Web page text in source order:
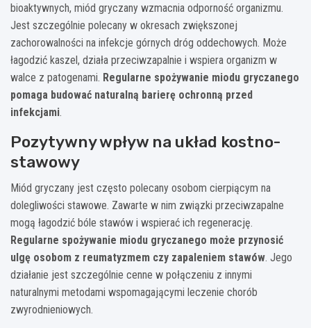
bioaktywnych, miód gryczany wzmacnia odporność organizmu.
Jest szczególnie polecany w okresach zwiększonej
zachorowalności na infekcje górnych dróg oddechowych. Może
łagodzić kaszel, działa przeciwzapalnie i wspiera organizm w
walce z patogenami. Regularne spożywanie miodu gryczanego
pomaga budować naturalną barierę ochronną przed
infekcjami.
Pozytywny wpływ na układ kostno-
stawowy
Miód gryczany jest często polecany osobom cierpiącym na
dolegliwości stawowe. Zawarte w nim związki przeciwzapalne
mogą łagodzić bóle stawów i wspierać ich regenerację.
Regularne spożywanie miodu gryczanego może przynosić
ulgę osobom z reumatyzmem czy zapaleniem stawów. Jego
działanie jest szczególnie cenne w połączeniu z innymi
naturalnymi metodami wspomagającymi leczenie chorób
zwyrodnieniowych.